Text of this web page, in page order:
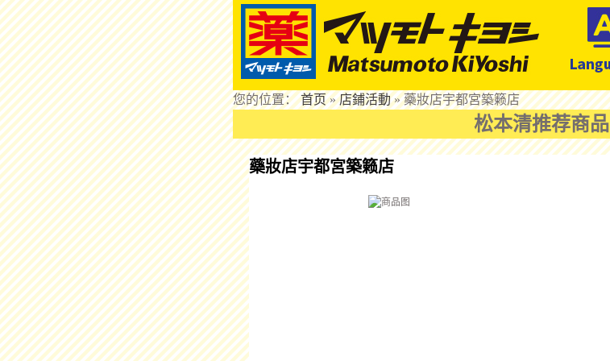
您的位置：首页»店鋪活動»藥妝店宇都宮築籁店
松本清推荐商品
藥妝店宇都宮築籁店